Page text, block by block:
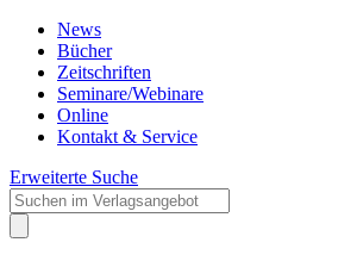
News
Bücher
Zeitschriften
Seminare/Webinare
Online
Kontakt & Service
Erweiterte Suche